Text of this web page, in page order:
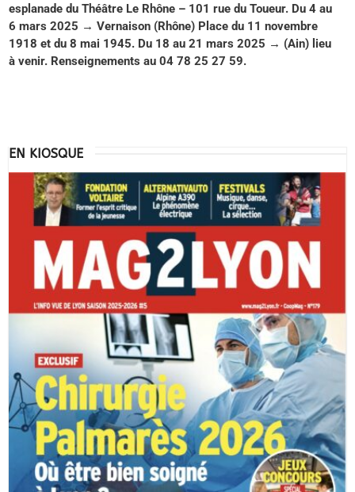
esplanade du Théâtre Le Rhône – 101 rue du Toueur. Du 4 au
6 mars 2025 → Vernaison (Rhône) Place du 11 novembre
1918 et du 8 mai 1945. Du 18 au 21 mars 2025 → (Ain) lieu
à venir. Renseignements au 04 78 25 27 59.
EN KIOSQUE